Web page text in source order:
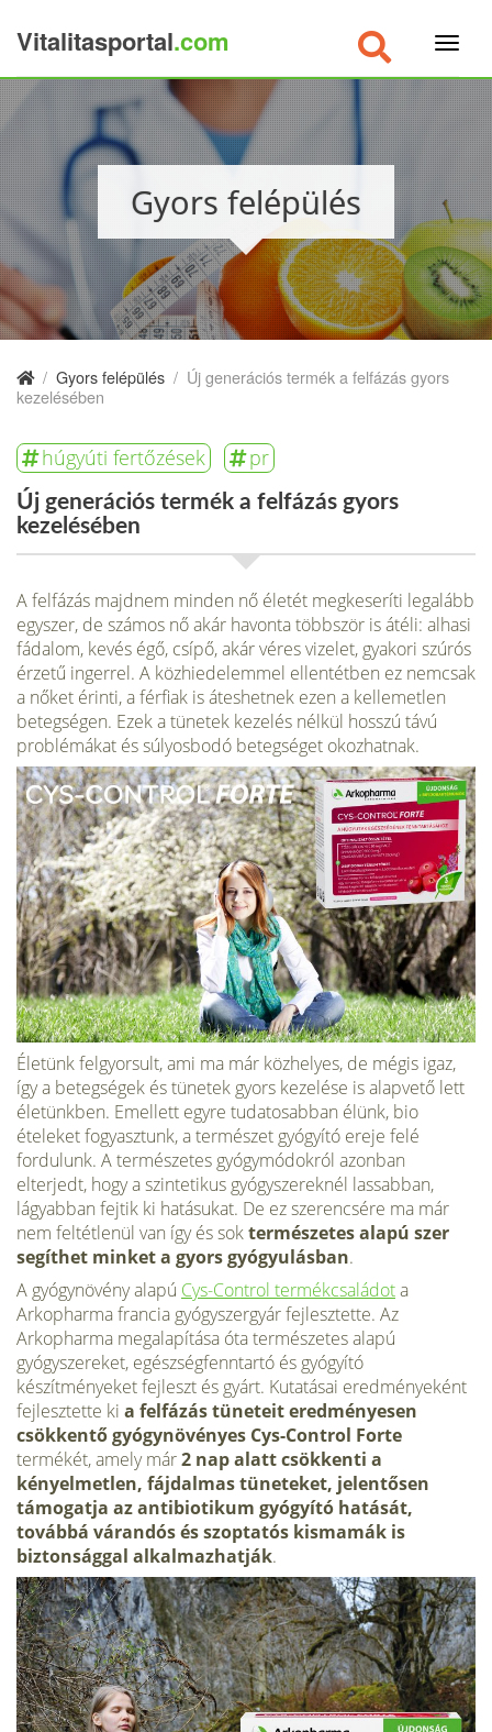
Vitalitasportal.com
Gyors felépülés
/ Gyors felépülés / Új generációs termék a felfázás gyors
kezelésében
húgyúti fertőzések pr
Új generációs termék a felfázás gyors
kezelésében
A felfázás majdnem minden nő életét megkeseríti legalább
egyszer, de számos nő akár havonta többször is átéli: alhasi
fádalom, kevés égő, csípő, akár véres vizelet, gyakori szúrós
érzetű ingerrel. A közhiedelemmel ellentétben ez nemcsak
a nőket érinti, a férfiak is áteshetnek ezen a kellemetlen
betegségen. Ezek a tünetek kezelés nélkül hosszú távú
problémákat és súlyosbodó betegséget okozhatnak.
Életünk felgyorsult, ami ma már közhelyes, de mégis igaz,
így a betegségek és tünetek gyors kezelése is alapvető lett
életünkben. Emellett egyre tudatosabban élünk, bio
ételeket fogyasztunk, a természet gyógyító ereje felé
fordulunk. A természetes gyógymódokról azonban
elterjedt, hogy a szintetikus gyógyszereknél lassabban,
lágyabban fejtik ki hatásukat. De ez szerencsére ma már
nem feltétlenül van így és soktermészetesalapú szer
segíthet minketa gyors gyógyulásban.
A gyógynövény alapú Cys-Control termékcsaládota
Arkopharma francia gyógyszergyár fejlesztette. Az
Arkopharma megalapítása óta természetes alapú
gyógyszereket, egészségfenntartó és gyógyító
készítményeket fejleszt és gyárt. Kutatásai eredményeként
fejlesztette ki a felfázás tüneteiteredményesen
csökkentőgyógynövényes Cys-Control Forte
termékét, amely már2 nap alatt csökkenti a
kényelmetlen, fájdalmas tüneteket, jelentősen
támogatja az antibiotikum gyógyító hatását,
továbbá várandós és szoptatós kismamák is
biztonsággal alkalmazhatják.
×